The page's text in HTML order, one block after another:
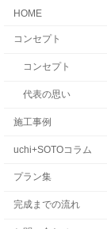
HOME
コンセプト
コンセプト
代表の思い
施工事例
uchi+SOTOコラム
プラン集
完成までの流れ